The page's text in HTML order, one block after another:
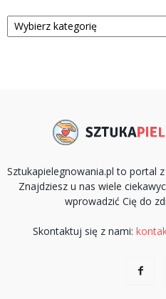
Kategorie
Sztukapielegnowania.pl to portal
Znajdziesz u nas wiele
wprowadzić Cię do
Skontaktuj się z nami: